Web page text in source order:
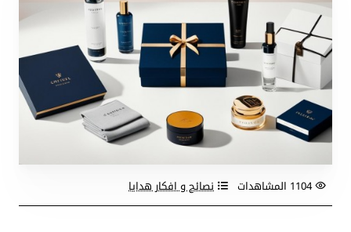
1104 المشاهدات نصائح و افكار هدايا